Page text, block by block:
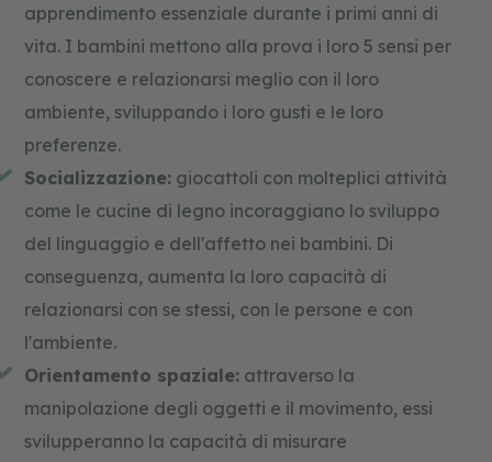
apprendimento essenziale durante i primi anni di
vita. I bambini mettono alla prova i loro 5 sensi per
conoscere e relazionarsi meglio con il loro
ambiente, sviluppando i loro gusti e le loro
preferenze.
Socializzazione: giocattoli con molteplici attività
come le cucine di legno incoraggiano lo sviluppo
del linguaggio e dell'affetto nei bambini. Di
conseguenza, aumenta la loro capacità di
relazionarsi con se stessi, con le persone e con
l'ambiente.
Orientamento spaziale: attraverso la
manipolazione degli oggetti e il movimento, essi
svilupperanno la capacità di misurare